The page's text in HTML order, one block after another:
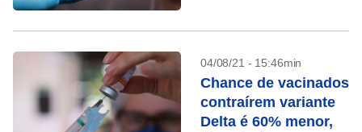
04/08/21 - 15:46min
Chance de vacinados
contraírem variante
Delta é 60% menor,